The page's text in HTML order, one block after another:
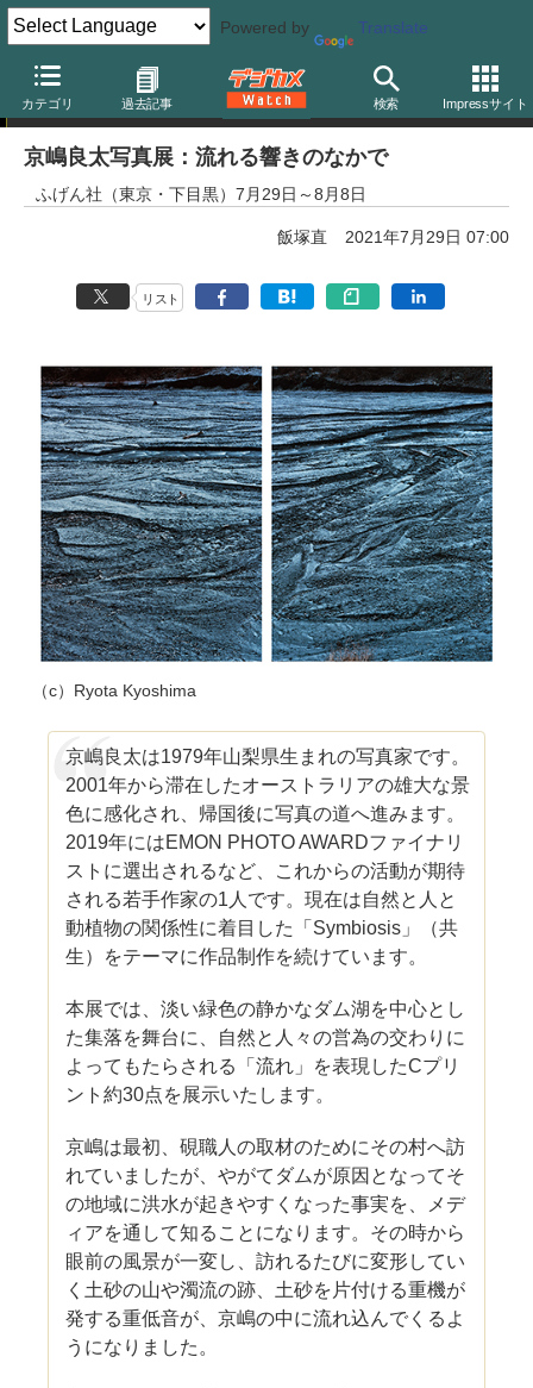
Powered by Translate
カテゴリ 過去記事 検索 Impressサイト
写真展告知
京嶋良太写真展：流れる響きのなかで
ふげん社（東京・下目黒）7月29日～8月8日
飯塚直 2021年7月29日 07:00
リスト
（c）Ryota Kyoshima
京嶋良太は1979年山梨県生まれの写真家です。
2001年から滞在したオーストラリアの雄大な景
色に感化され、帰国後に写真の道へ進みます。
2019年にはEMON PHOTO AWARDファイナリ
ストに選出されるなど、これからの活動が期待
される若手作家の1人です。現在は自然と人と
動植物の関係性に着目した「Symbiosis」（共
生）をテーマに作品制作を続けています。
本展では、淡い緑色の静かなダム湖を中心とし
た集落を舞台に、自然と人々の営為の交わりに
よってもたらされる「流れ」を表現したCプリ
ント約30点を展示いたします。
京嶋は最初、硯職人の取材のためにその村へ訪
れていましたが、やがてダムが原因となってそ
の地域に洪水が起きやすくなった事実を、メデ
ィアを通して知ることになります。その時から
眼前の風景が一変し、訪れるたびに変形してい
く土砂の山や濁流の跡、土砂を片付ける重機が
発する重低音が、京嶋の中に流れ込んでくるよ
うになりました。